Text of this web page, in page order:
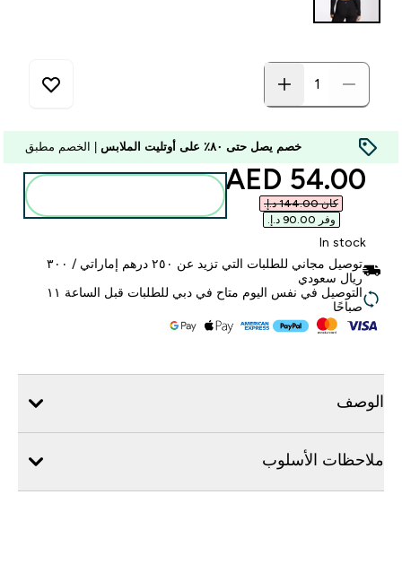
خصم يصل حتى ٨٠٪ على أوتليت الملابس | الخصم مطبق
discounted price
54.00 AED‎
كان ‏144.00 د.إ.‏‎
وفر ‏90.00 د.إ.‏‎
In stock
توصيل مجاني للطلبات التي تزيد عن ٢٥٠ درهم إماراتي / ٣٠٠
ريال سعودي
التوصيل في نفس اليوم متاح في دبي للطلبات قبل الساعة ١١
صباحًا
الوصف
ملاحظات الأسلوب